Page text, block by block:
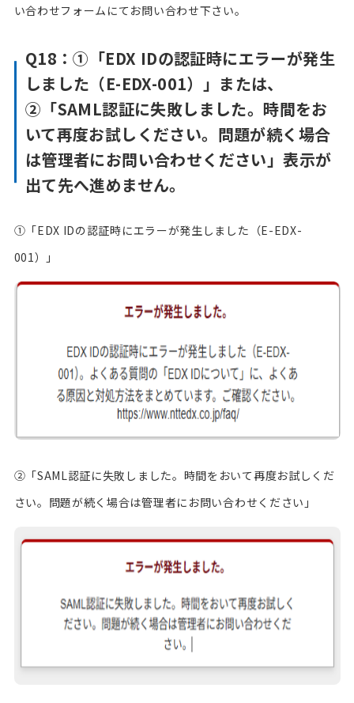
い合わせフォームにてお問い合わせ下さい。
Q18：①「EDX IDの認証時にエラーが発生
しました（E-EDX-001）」または、
②「SAML認証に失敗しました。時間をお
いて再度お試しください。問題が続く場合
は管理者にお問い合わせください」表示が
出て先へ進めません。
①「EDX IDの認証時にエラーが発生しました（E-EDX-
001）」
②「SAML認証に失敗しました。時間をおいて再度お試しくだ
さい。問題が続く場合は管理者にお問い合わせください」